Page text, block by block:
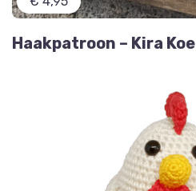
Haakpatroon – Kira Koe